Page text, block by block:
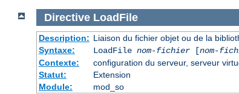
Directive LoadFile
Description: Liaison du fichier objet ou de la
Syntaxe:
LoadFile nom-fichier[nom-
Contexte:
configuration du serveur, serveur
Statut:
Extension
Module:
mod_so